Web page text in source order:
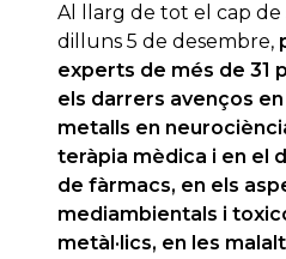
Al llarg de tot el cap de
dilluns 5 de desembre,
experts de més de 31
els darrers avenços en
metalls en
teràpia mèdica i en el
de fàrmacs, en els
mediambientals i
metàl·lics, en les